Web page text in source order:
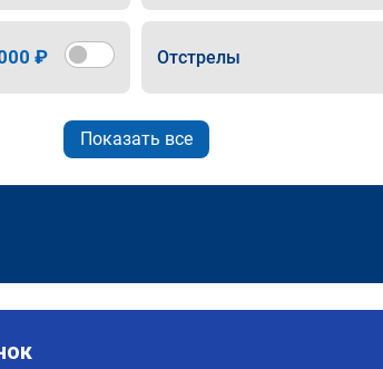
₽ Отстрелы
Показать все